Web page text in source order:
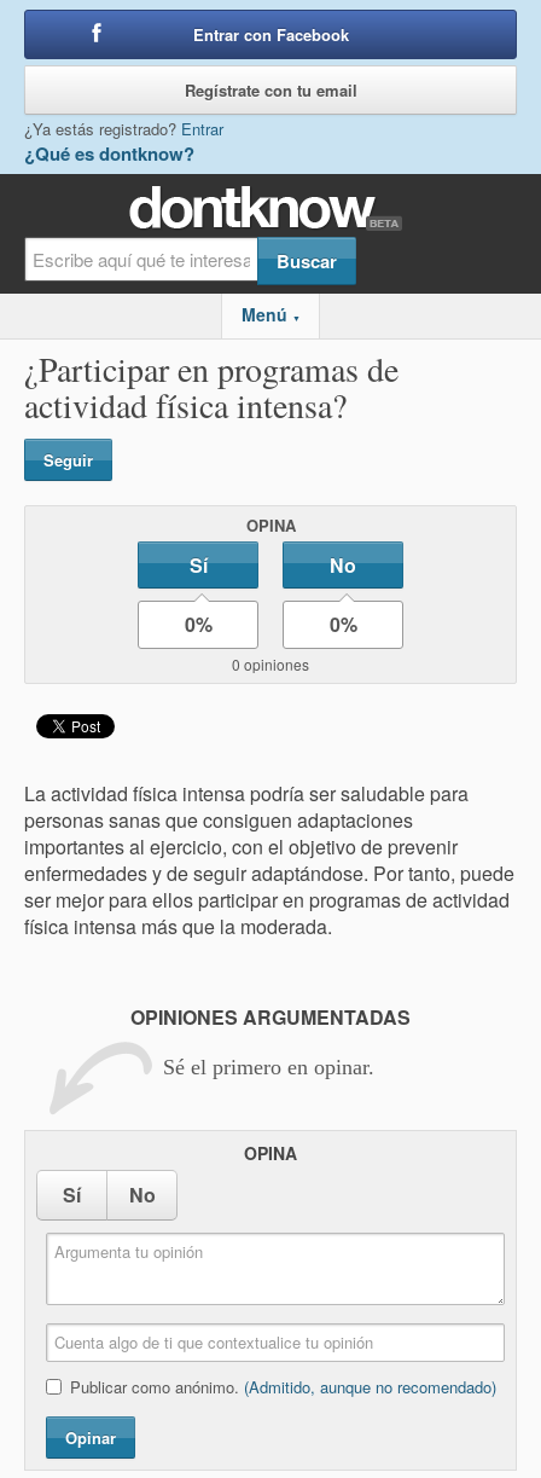
¿Qué es dontknow?
Entrar con Facebook
Regístrate con tu email
¿Ya estás registrado? Entrar
Menú ▼
¿Participar en programas de
actividad física intensa?
Seguir
OPINA
Sí No
0% 0%
0 opiniones
La actividad física intensa podría ser saludable para
personas sanas que consiguen adaptaciones
importantes al ejercicio, con el objetivo de prevenir
enfermedades y de seguir adaptándose. Por tanto, puede
ser mejor para ellos participar en programas de actividad
física intensa más que la moderada.
OPINIONES ARGUMENTADAS
Sé el primero en opinar.
OPINA
Sí No
Publicar como anónimo. (Admitido, aunque no recomendado)
Opinar